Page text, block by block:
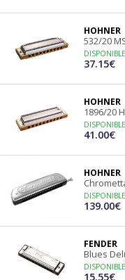
HOHNER
532/20
DISPONIBLE
37.15€
HOHNER
1896/20
DISPONIBLE
41.00€
HOHNER
DISPONIBLE
139.00€
FENDER
Blues
DISPONIBLE
15.55€